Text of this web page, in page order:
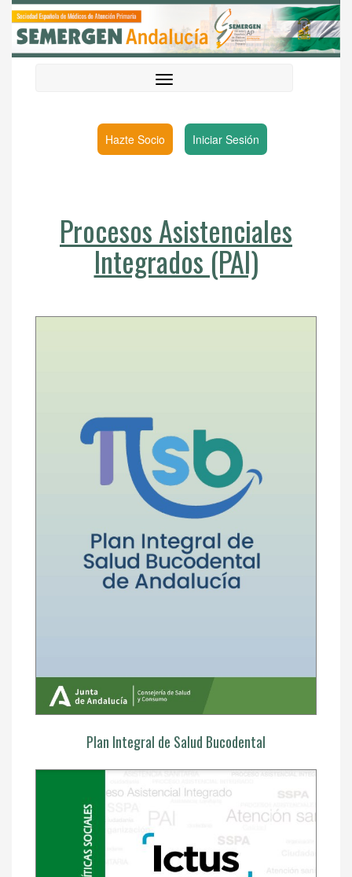
Hazte Socio Iniciar Sesión
Procesos Asistenciales
Integrados (PAI)
Plan Integral de Salud Bucodental